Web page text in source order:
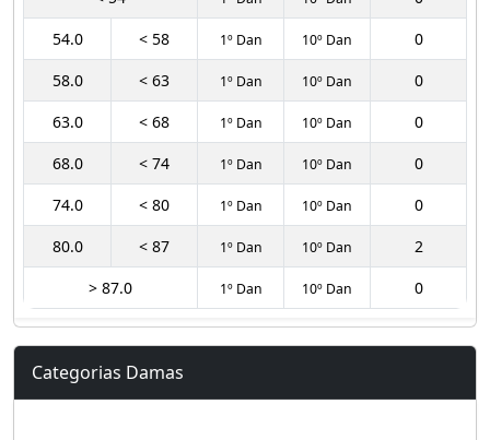
54.0
< 58 1º Dan 10º Dan
0
58.0
< 63 1º Dan 10º Dan
0
63.0
< 68 1º Dan 10º Dan
0
68.0
< 74 1º Dan 10º Dan
0
74.0
< 80 1º Dan 10º Dan
0
80.0
< 87 1º Dan 10º Dan
2
> 87.0
1º Dan 10º Dan 0
Categorias Damas